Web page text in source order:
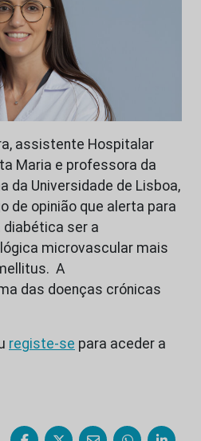
assistente Hospitalar
Maria e professora da
da Universidade de Lisboa,
de opinião que alerta para
ser a
microvascular mais
A
das doenças crónicas
registe-se para aceder a